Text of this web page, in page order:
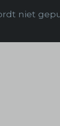
niet